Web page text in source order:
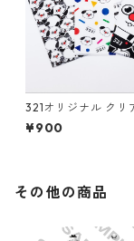
321オリジナル クリ
セット
¥900
その他の商品